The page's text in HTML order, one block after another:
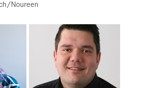
Noureen